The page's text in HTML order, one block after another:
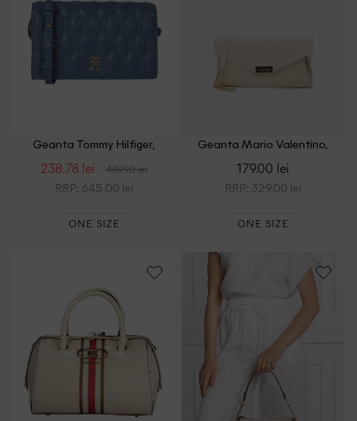
Geanta Tommy Hilfiger,
238.78 lei 449.90 lei
RRP: 645.00 lei
ONE SIZE
Geanta Mario Valentino,
179.00 lei
RRP: 329.00 lei
ONE SIZE